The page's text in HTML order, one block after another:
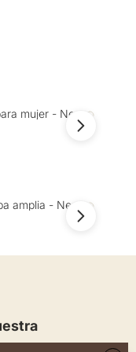
Favoritos
mujer - Negro
Favoritos
amplia - Negro